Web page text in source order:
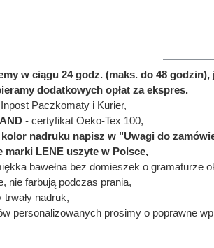
w ciągu 24 godz. (maks. do 48
dodatkowych opłat za ekspres.
Paczkomaty i Kurier,
- certyfikat Oeko-Tex 100,
nadruku napisz w "Uwagi do
marki LENE uszyte w Polsce,
bawełna bez domieszek o gramaturze
nie farbują podczas prania,
nadruk,
personalizowanych prosimy o poprawne